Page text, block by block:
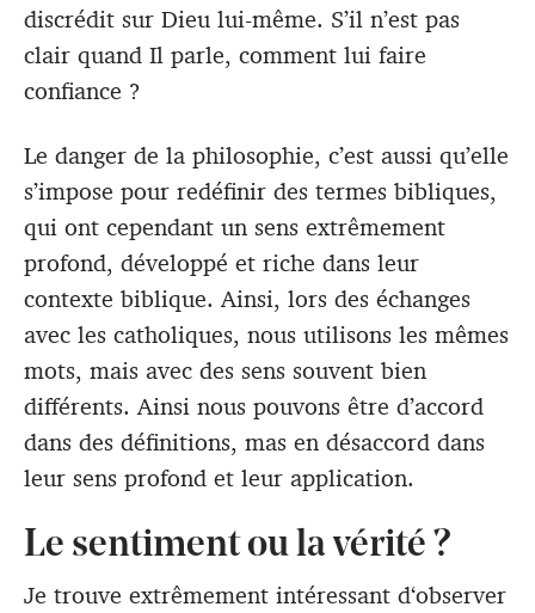
discrédit sur Dieu lui-même. S’il n’est pas
clair quand Il parle, comment lui faire
confiance ?
Le danger de la philosophie, c’est aussi qu’elle
s’impose pour redéfinir des termes bibliques,
qui ont cependant un sens extrêmement
profond, développé et riche dans leur
contexte biblique. Ainsi, lors des échanges
avec les catholiques, nous utilisons les mêmes
mots, mais avec des sens souvent bien
différents. Ainsi nous pouvons être d’accord
dans des définitions, mas en désaccord dans
leur sens profond et leur application.
Le sentiment ou la vérité ?
Je trouve extrêmement intéressant d‘observer